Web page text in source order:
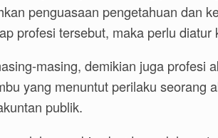
penguasaan pengetahuan dan
profesi tersebut, maka perlu diatur
masing, demikian juga profesi
yang menuntut perilaku seorang
publik.